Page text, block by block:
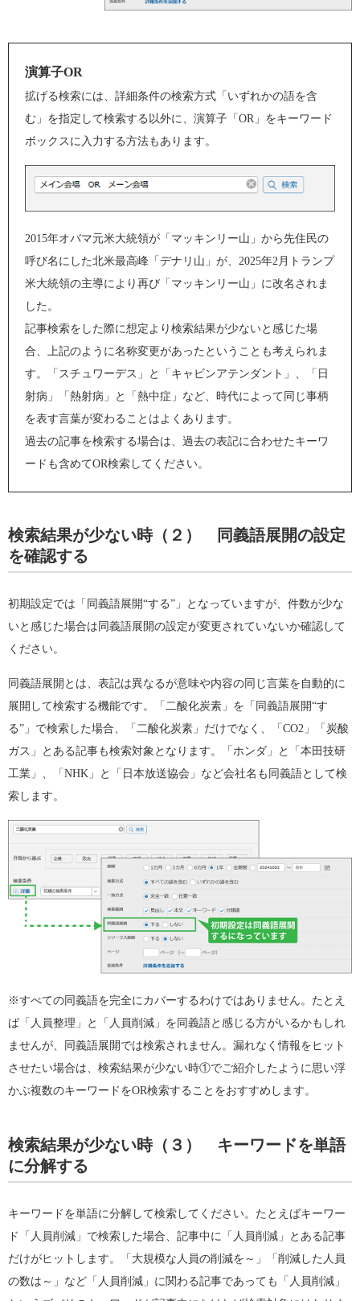
演算子OR
拡げる検索には、詳細条件の検索方式「いずれかの語を含
む」を指定して検索する以外に、演算子「OR」をキーワード
ボックスに入力する方法もあります。
2015年オバマ元米大統領が「マッキンリー山」から先住民の
呼び名にした北米最高峰「デナリ山」が、2025年2月トランプ
米大統領の主導により再び「マッキンリー山」に改名されま
した。
記事検索をした際に想定より検索結果が少ないと感じた場
合、上記のように名称変更があったということも考えられま
す。「スチュワーデス」と「キャビンアテンダント」、「日
射病」「熱射病」と「熱中症」など、時代によって同じ事柄
を表す言葉が変わることはよくあります。
過去の記事を検索する場合は、過去の表記に合わせたキーワ
ードも含めてOR検索してください。
検索結果が少ない時（２） 同義語展開の設定
を確認する
初期設定では「同義語展開“する”」となっていますが、件数が少な
いと感じた場合は同義語展開の設定が変更されていないか確認して
ください。
同義語展開とは、表記は異なるが意味や内容の同じ言葉を自動的に
展開して検索する機能です。「二酸化炭素」を「同義語展開“す
る”」で検索した場合、「二酸化炭素」だけでなく、「CO2」「炭酸
ガス」とある記事も検索対象となります。「ホンダ」と「本田技研
工業」、「NHK」と「日本放送協会」など会社名も同義語として検
索します。
※すべての同義語を完全にカバーするわけではありません。たとえ
ば「人員整理」と「人員削減」を同義語と感じる方がいるかもしれ
ませんが、同義語展開では検索されません。漏れなく情報をヒット
させたい場合は、検索結果が少ない時①でご紹介したように思い浮
かぶ複数のキーワードをOR検索することをおすすめします。
検索結果が少ない時（３） キーワードを単語
に分解する
キーワードを単語に分解して検索してください。たとえばキーワー
ド「人員削減」で検索した場合、記事中に「人員削減」とある記事
だけがヒットします。「大規模な人員の削減を～」「削減した人員
の数は～」など「人員削減」に関わる記事であっても「人員削減」